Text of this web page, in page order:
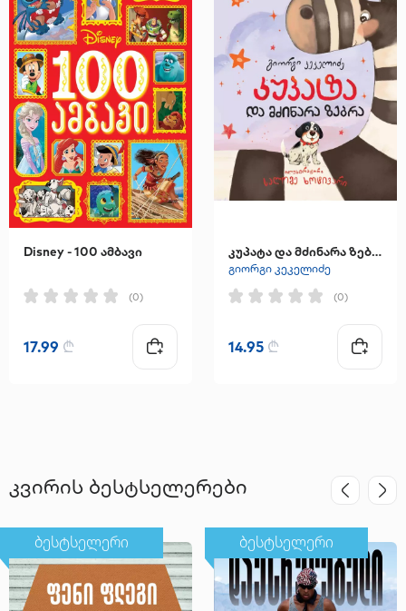
Disney - 100 ამბავი
(0)
17.99 ₾
კუპატა და მძინარა ზებრა
გიორგი კეკელიძე
(0)
14.95 ₾
კვირის ბესტსელერები
ბესტსელერი ბესტსელერი